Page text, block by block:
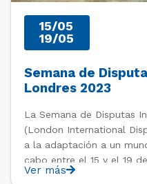
15/05
19/05
Semana de
Londres 2023
La Semana de Disputas
(London International
a la adaptación a un
cabo entre el 15 y el 19
de la semana de
Ver más